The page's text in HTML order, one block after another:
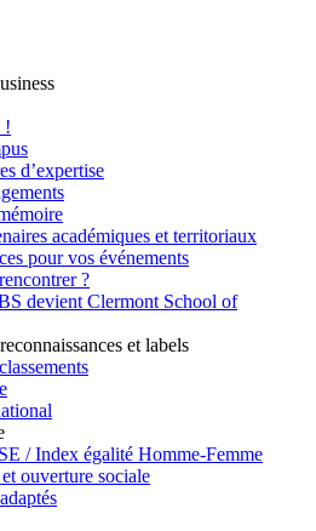
!
d’expertise
académiques et territoriaux
pour vos événements
?
devient Clermont School of
et labels
/ Index égalité Homme-Femme
ouverture sociale